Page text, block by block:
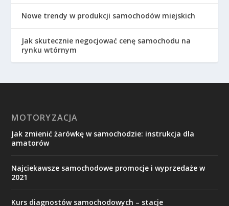
Nowe trendy w produkcji samochodów miejskich
Jak skutecznie negocjować cenę samochodu na
rynku wtórnym
MOTORYZACJA
Jak zmienić żarówkę w samochodzie: instrukcja dla
amatorów
Najciekawsze samochodowe promocje i wyprzedaże w
2021
Kurs diagnostów samochodowych – stacje